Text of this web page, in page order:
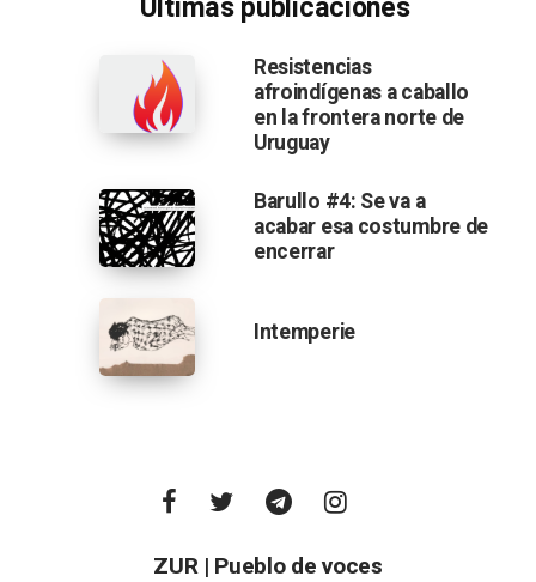
Últimas publicaciones
Resistencias
afroindígenas a caballo
en la frontera norte de
Uruguay
Barullo #4: Se va a
acabar esa costumbre de
encerrar
Intemperie
ZUR | Pueblo de voces